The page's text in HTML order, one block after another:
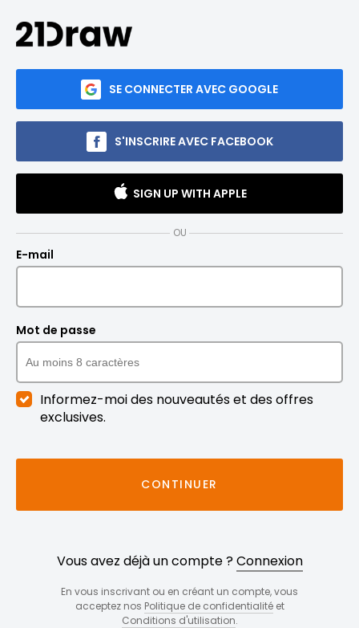
SE CONNECTER AVEC GOOGLE
S'INSCRIRE AVEC FACEBOOK
SIGN UP WITH APPLE
OU
E-mail
Mot de passe
Informez-moi des nouveautés et des offres
exclusives.
CONTINUER
Vous avez déjà un compte ?Connexion
En vous inscrivant ou en créant un compte, vous
acceptez nos Politique de confidentialitéet
Conditions d'utilisation.